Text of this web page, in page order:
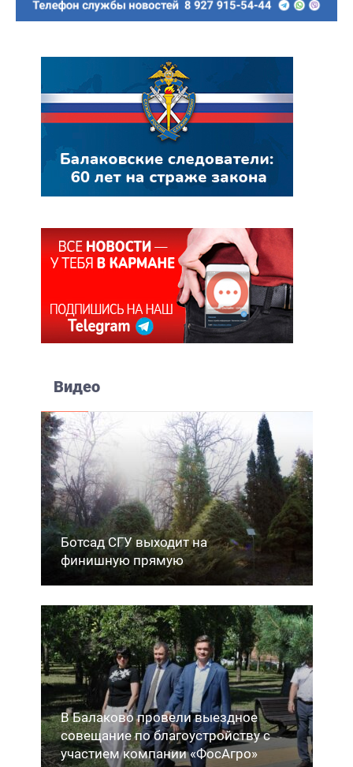
Видео
Ботсад СГУ выходит на
финишную прямую
В Балаково провели выездное
совещание по благоустройству с
участием компании «ФосАгро»